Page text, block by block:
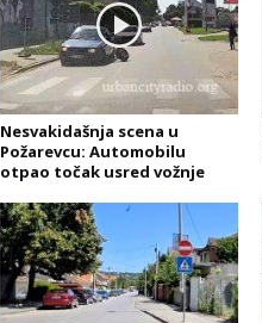
Nesvakidašnja scena u
Požarevcu: Automobilu
otpao točak usred vožnje